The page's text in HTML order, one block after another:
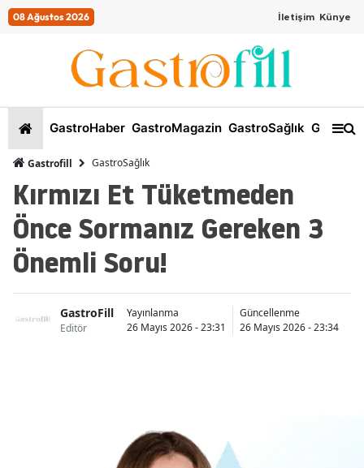
08 Ağustos 2026 İletişim Künye
GastroHaber GastroMagazin GastroSağlık
Gastrofill GastroSağlık
Kırmızı Et Tüketmeden
Önce Sormanız Gereken 3
Önemli Soru!
GastroFill
Editör
Yayınlanma
26 Mayıs 2026 - 23:31
Güncellenme
26 Mayıs 2026 - 23:34